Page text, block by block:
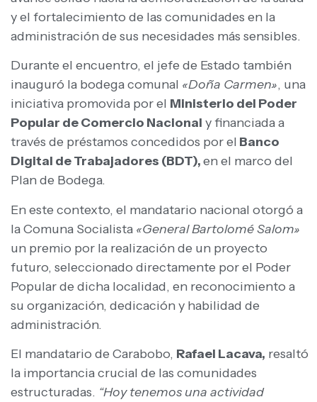
y el fortalecimiento de las comunidades en la
administración de sus necesidades más sensibles.
Durante el encuentro, el jefe de Estado también
inauguró la bodega comunal «Doña Carmen», una
iniciativa promovida por el Ministerio del Poder
Popular de Comercio Nacional y financiada a
través de préstamos concedidos por el Banco
Digital de Trabajadores (BDT),en el marco del
Plan de Bodega.
En este contexto, el mandatario nacional otorgó a
la Comuna Socialista «General Bartolomé Salom»
un premio por la realización de un proyecto
futuro, seleccionado directamente por el Poder
Popular de dicha localidad, en reconocimiento a
su organización, dedicación y habilidad de
administración.
El mandatario de Carabobo, Rafael Lacava, resaltó
la importancia crucial de las comunidades
estructuradas. “Hoy tenemos una actividad